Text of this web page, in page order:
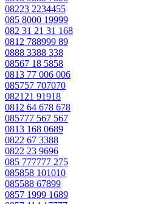
08223 2234455
085 8000 19999
082 31 21 31 168
0812 788999 89
0888 3388 338
08567 18 5858
0813 77 006 006
085757 707070
082121 91918
0812 64 678 678
085777 567 567
0813 168 0689
0822 67 3388
0822 23 9696
085 777777 275
085858 101010
085588 67899
0857 1999 1689